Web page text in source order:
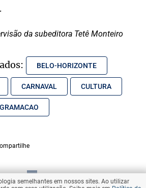
da subeditora Tetê Monteiro
BELO-HORIZONTE
CARNAVAL CULTURA
semelhantes em nossos sites. Ao utilizar